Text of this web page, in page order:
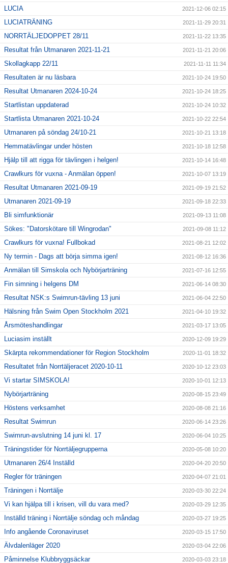
LUCIA 2021-12-06 02:15
LUCIATRÄNING 2021-11-29 20:31
NORRTÄLJEDOPPET 28/11 2021-11-22 13:35
Resultat från Utmanaren 2021-11-21 2021-11-21 20:06
Skollagkapp 22/11 2021-11-11 11:34
Resultaten är nu läsbara 2021-10-24 19:50
Resultat Utmanaren 2024-10-24 2021-10-24 18:25
Startlistan uppdaterad 2021-10-24 10:32
Startlista Utmanaren 2021-10-24 2021-10-22 22:54
Utmanaren på söndag 24/10-21 2021-10-21 13:18
Hemmatävlingar under hösten 2021-10-18 12:58
Hjälp till att rigga för tävlingen i helgen! 2021-10-14 16:48
Crawlkurs för vuxna - Anmälan öppen! 2021-10-07 13:19
Resultat Utmanaren 2021-09-19 2021-09-19 21:52
Utmanaren 2021-09-19 2021-09-18 22:33
Bli simfunktionär 2021-09-13 11:08
Sökes: "Datorskötare till Wingrodan" 2021-09-08 11:12
Crawlkurs för vuxna! Fullbokad 2021-08-21 12:02
Ny termin - Dags att börja simma igen! 2021-08-12 16:36
Anmälan till Simskola och Nybörjarträning 2021-07-16 12:55
Fin simning i helgens DM 2021-06-14 08:30
Resultat NSK:s Swimrun-tävling 13 juni 2021-06-04 22:50
Hälsning från Swim Open Stockholm 2021 2021-04-10 19:32
Årsmöteshandlingar 2021-03-17 13:05
Luciasim inställt 2020-12-09 19:29
Skärpta rekommendationer för Region Stockholm 2020-11-01 18:32
Resultatet från Norrtäljeracet 2020-10-11 2020-10-12 23:03
Vi startar SIMSKOLA! 2020-10-01 12:13
Nybörjarträning 2020-08-15 23:49
Höstens verksamhet 2020-08-08 21:16
Resultat Swimrun 2020-06-14 23:26
Swimrun-avslutning 14 juni kl. 17 2020-06-04 10:25
Träningstider för Norrtäljegrupperna 2020-05-08 10:20
Utmanaren 26/4 Inställd 2020-04-20 20:50
Regler för träningen 2020-04-07 21:01
Träningen i Norrtälje 2020-03-30 22:24
Vi kan hjälpa till i krisen, vill du vara med? 2020-03-29 12:35
Inställd träning i Norrtälje söndag och måndag 2020-03-27 19:25
Info angående Coronaviruset 2020-03-15 17:50
Älvdalenläger 2020 2020-03-04 22:06
Påminnelse Klubbryggsäckar 2020-03-03 23:18